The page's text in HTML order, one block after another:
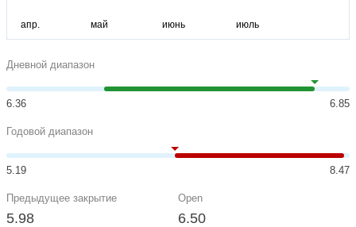
Дневной диапазон
6.36 6.85
Годовой диапазон
5.19 8.47
Предыдущее закрытие
5.98
Open
6.50